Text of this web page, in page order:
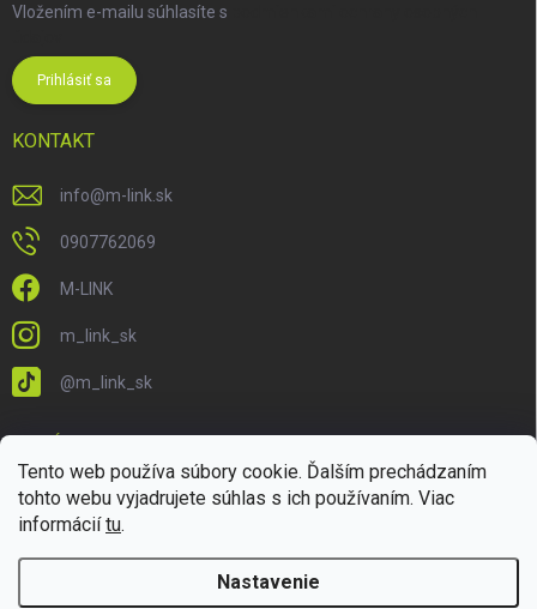
Tento web používa súbory cookie. Ďalším prechádzaním
tohto webu vyjadrujete súhlas s ich používaním. Viac
informáciítu.
Nastavenie
Vložením e-mailu súhlasíte s
Prihlásiť sa
KONTAKT
info@m-link.sk
0907762069
M-LINK
m_link_sk
@m_link_sk